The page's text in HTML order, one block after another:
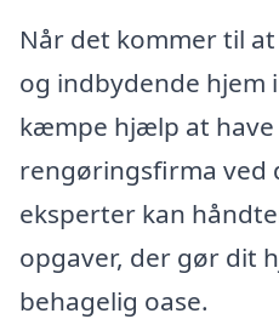
Når det kommer til
og indbydende hjem
kæmpe hjælp at
rengøringsfirma ved
eksperter kan
opgaver, der gør dit
behagelig oase.